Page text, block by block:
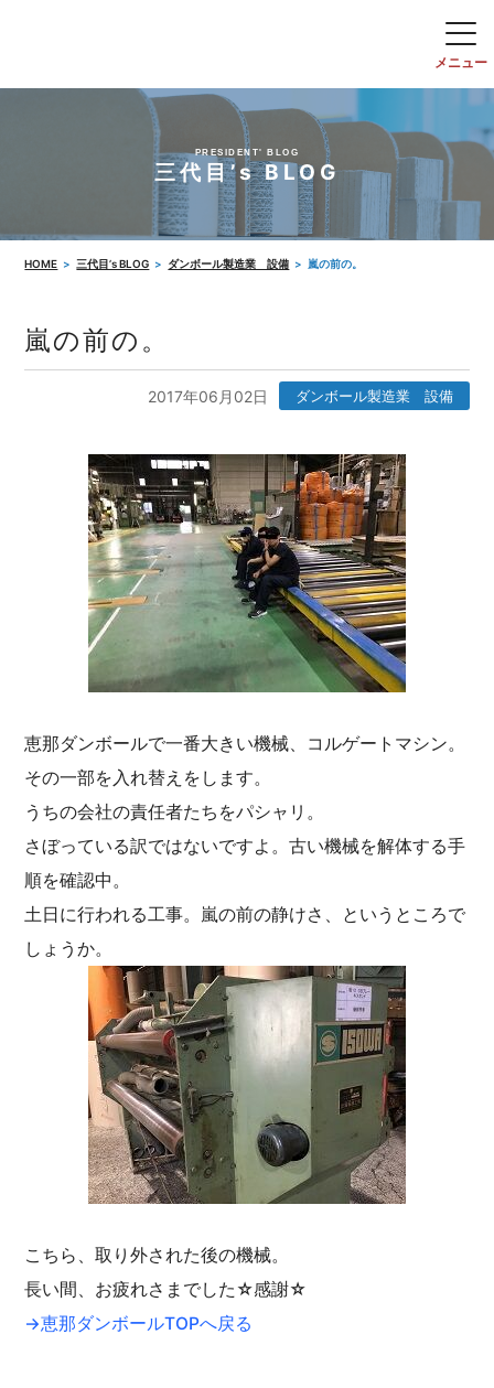
PRESIDENT' BLOG
三代目’s BLOG
HOME 三代目’s BLOG ダンボール製造業 設備 嵐の前の。
嵐の前の。
2017年06月02日 ダンボール製造業 設備
恵那ダンボールで一番大きい機械、コルゲートマシン。
その一部を入れ替えをします。
うちの会社の責任者たちをパシャリ。
さぼっている訳ではないですよ。古い機械を解体する手
順を確認中。
土日に行われる工事。嵐の前の静けさ、というところで
しょうか。
こちら、取り外された後の機械。
長い間、お疲れさまでした☆感謝☆
→恵那ダンボールTOPへ戻る